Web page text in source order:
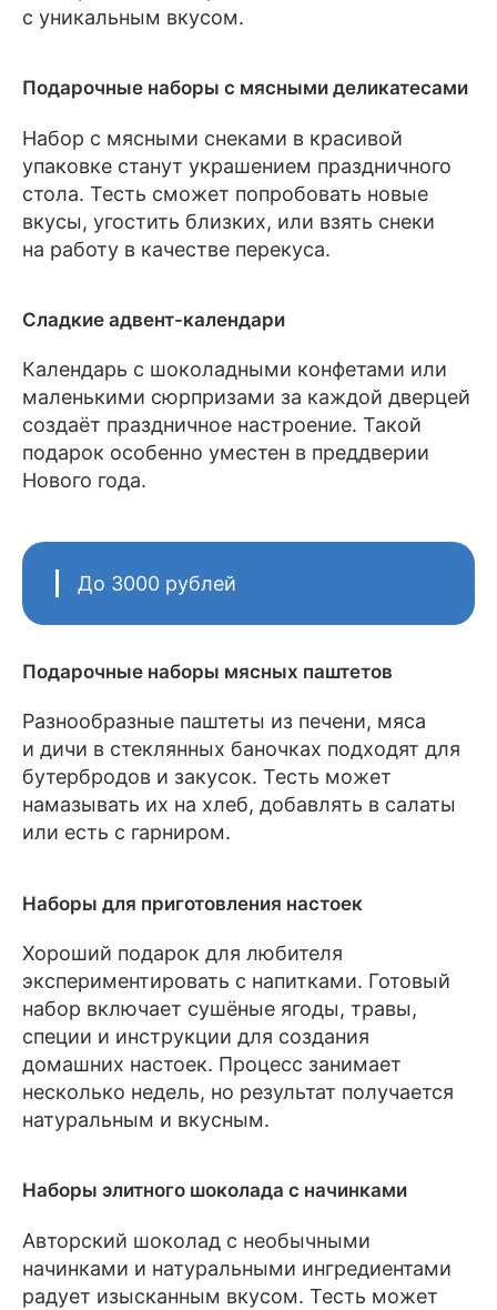
с уникальным вкусом.
Подарочные наборы с мясными деликатесами
Набор с мясными снеками в красивой
упаковке станут украшением праздничного
стола. Тесть сможет попробовать новые
вкусы, угостить близких, или взять снеки
на работу в качестве перекуса.
Сладкие адвент-календари
Календарь с шоколадными конфетами или
маленькими сюрпризами за каждой дверцей
создаёт праздничное настроение. Такой
подарок особенно уместен в преддверии
Нового года.
До 3000 рублей
Подарочные наборы мясных паштетов
Разнообразные паштеты из печени, мяса
и дичи в стеклянных баночках подходят для
бутербродов и закусок. Тесть может
намазывать их на хлеб, добавлять в салаты
или есть с гарниром.
Наборы для приготовления настоек
Хороший подарок для любителя
экспериментировать с напитками. Готовый
набор включает сушёные ягоды, травы,
специи и инструкции для создания
домашних настоек. Процесс занимает
несколько недель, но результат получается
натуральным и вкусным.
Наборы элитного шоколада с начинками
Авторский шоколад с необычными
начинками и натуральными ингредиентами
радует изысканным вкусом. Тесть может